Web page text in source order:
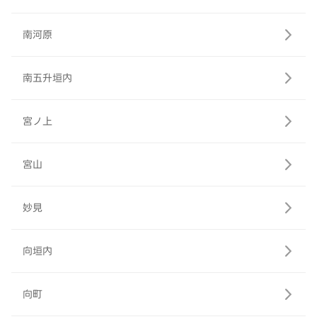
南河原
南五升垣内
宮ノ上
宮山
妙見
向垣内
向町